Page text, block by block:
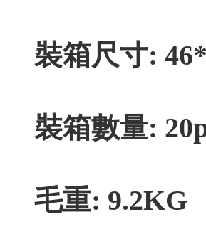
裝箱尺寸:
裝箱數量:
毛重: 9.2KG